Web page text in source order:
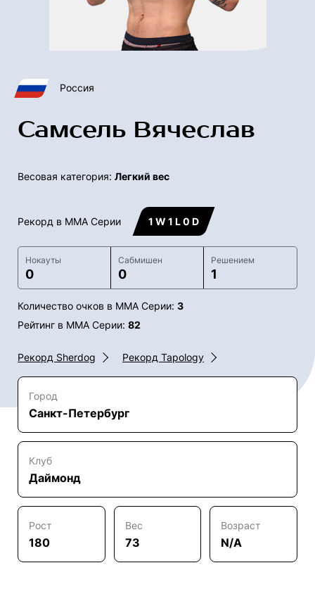
Россия
Самсель Вячеслав
Весовая категория: Легкий вес
Рекорд в ММА Серии 1 W 1 L 0 D
Нокауты
0
Сабмишен
0
Решением
1
Количество очков в ММА Серии: 3
Рейтинг в ММА Серии: 82
Рекорд Sherdog Рекорд Tapology
Город
Санкт-Петербург
Клуб
Даймонд
Рост
180
Вес
73
Возраст
N/A